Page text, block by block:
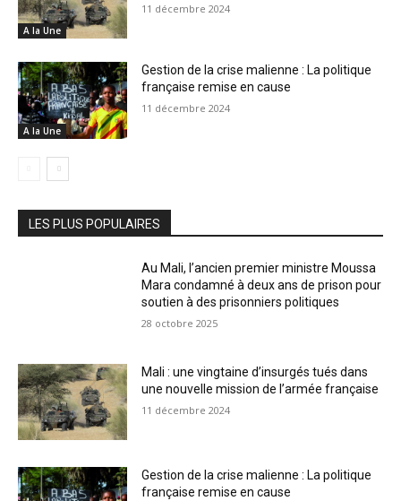
A la Une
11 décembre 2024
A la Une
Gestion de la crise malienne : La politique
française remise en cause
11 décembre 2024
LES PLUS POPULAIRES
Au Mali, l’ancien premier ministre Moussa
Mara condamné à deux ans de prison pour
soutien à des prisonniers politiques
28 octobre 2025
Mali : une vingtaine d’insurgés tués dans
une nouvelle mission de l’armée française
11 décembre 2024
Gestion de la crise malienne : La politique
française remise en cause